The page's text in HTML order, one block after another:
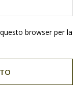
browser per la